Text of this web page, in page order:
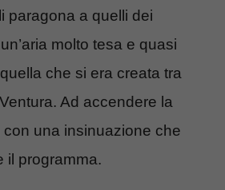
paragona a quelli dei
molto tesa e quasi
che si era creata tra
Ad accendere la
una insinuazione che
il programma.